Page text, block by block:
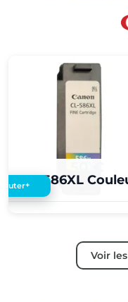
CL 586XL
+
Voir